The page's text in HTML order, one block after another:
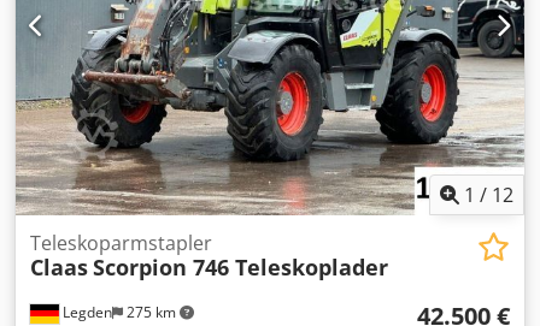
Frontlader Claas FL 120C (Baujahr 2022 / Tragkraft 1.825
kg) ... u.v.a.m. ----Das Fahrzeug ist unaufbereitet!
Bundesweite Anlieferung gegen Aufpreis möglich. Irrtümer
und Zwischenverkauf vorbehalten. Gerne nehmen wir Ihr
Fahrzeug in Zahlung. Finanzierung / Leasing auch ohne
Anzahlung möglich! Sie haben noch Fragen? Wir beraten
Sie gern!
1 / 12
Legden 275 km
Teleskoparmstapler
ClaasScorpion 746 Teleskoplader
42.500 €